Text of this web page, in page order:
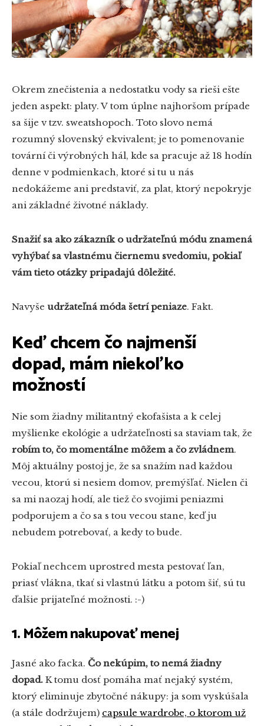
Okrem znečistenia a nedostatku vody sa rieši ešte
jeden aspekt: platy. V tom úplne najhoršom prípade
sa šije v tzv. sweatshopoch. Toto slovo nemá
rozumný slovenský ekvivalent; je to pomenovanie
tovární či výrobných hál, kde sa pracuje až 18 hodín
denne v podmienkach, ktoré si tu u nás
nedokážeme ani predstaviť, za plat, ktorý nepokryje
ani základné životné náklady.
Snažiť sa ako zákazník o udržateľnú módu znamená
vyhýbať sa vlastnému čiernemu svedomiu, pokiaľ
vám tieto otázky pripadajú dôležité.
Navyše udržateľná móda šetrí peniaze. Fakt.
Keď chcem čo najmenší
dopad, mám niekoľko
možností
Nie som žiadny militantný ekofašista a k celej
myšlienke ekológie a udržateľnosti sa staviam tak, že
robím to, čo momentálne môžem a čo zvládnem.
Môj aktuálny postoj je, že sa snažím nad každou
vecou, ktorú si nesiem domov, premýšľať. Nielen či
sa mi naozaj hodí, ale tiež čo svojimi peniazmi
podporujem a čo sa s tou vecou stane, keď ju
nebudem potrebovať, a kedy to bude.
Pokiaľ nechcem uprostred mesta pestovať ľan,
priasť vlákna, tkať si vlastnú látku a potom šiť, sú tu
ďalšie prijateľné možnosti. :-)
1. Môžem nakupovať menej
Jasné ako facka. Čo nekúpim, to nemá žiadny
dopad. K tomu dosť pomáha mať nejaký systém,
ktorý eliminuje zbytočné nákupy: ja som vyskúšala
(a stále dodržujem) capsule wardrobe, o ktorom už